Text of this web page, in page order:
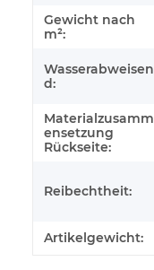
Gewicht nach
m²:
Wasserabweisen
d:
Materialzusamm
ensetzung
Rückseite:
Reibechtheit:
Artikelgewicht: